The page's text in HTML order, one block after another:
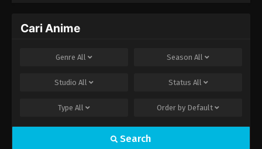
Cari Anime
Genre All Season All
Studio All Status All
Type All Order by Default
Search